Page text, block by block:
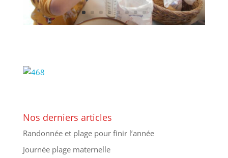
Nos derniers articles
Randonnée et plage pour finir l’année
Journée plage maternelle